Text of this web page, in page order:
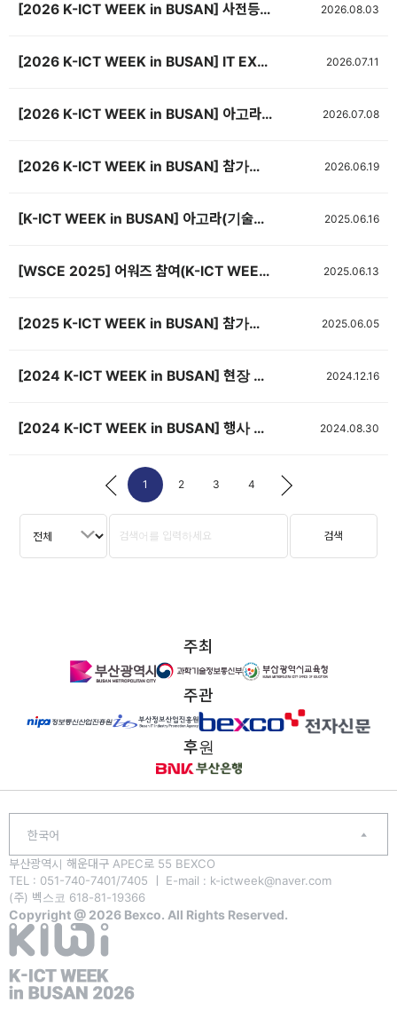
[2026 K-ICT WEEK in BUSAN] 사전등록 OPEN! 🎉 2026.08.03
[2026 K-ICT WEEK in BUSAN] IT EXPO BUSAN 2026 우수기업 해외바이어 초청 지원사업 공고 2026.07.11
[2026 K-ICT WEEK in BUSAN] 아고라(기술발표회장) 신청서 제출(~8/14, 선착순 마감) 2026.07.08
[2026 K-ICT WEEK in BUSAN] 참가업체 숙박 안내 2026.06.19
[K-ICT WEEK in BUSAN] 아고라(기술발표회장) 신청서 제출(~7/1, 선착순 마감) <기간연장> 2025.06.16
[WSCE 2025] 어워즈 참여(K-ICT WEEK in BUSAN 연계) 2025.06.13
[2025 K-ICT WEEK in BUSAN] 참가업체 매뉴얼 2025.06.05
[2024 K-ICT WEEK in BUSAN] 현장 스케치 영상 2024.12.16
[2024 K-ICT WEEK in BUSAN] 행사 배치도 공개 2024.08.30
1 2 3 4
주최
주관
후원
부산광역시 해운대구 APEC로 55 BEXCO
TEL : 051-740-7401/7405 ㅣ E-mail : k-ictweek@naver.com
(주) 벡스코 618-81-19366
Copyright @ 2026 Bexco. All Rights Reserved.
한국어